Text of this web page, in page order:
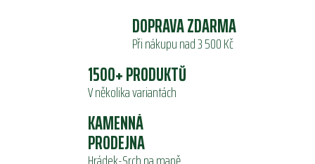
DOPRAVA ZDARMA
Při nákupu nad 3 500 Kč
1500+ PRODUKTŮ
V několika variantách
KAMENNÁ
PRODEJNA